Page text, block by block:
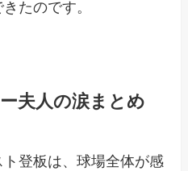
たのです。
夫人の涙まとめ
登板は、球場全体が感